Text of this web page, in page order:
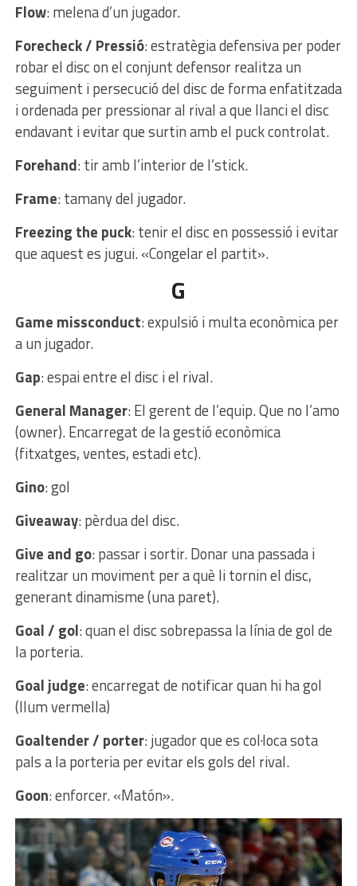
Flow: melena d’un jugador.
Forecheck / Pressió: estratègia defensiva per poder
robar el disc on el conjunt defensor realitza un
seguiment i persecució del disc de forma enfatitzada
i ordenada per pressionar al rival a que llanci el disc
endavant i evitar que surtin amb el puck controlat.
Forehand: tir amb l’interior de l’stick.
Frame: tamany del jugador.
Freezing the puck: tenir el disc en possessió i evitar
que aquest es jugui. «Congelar el partit».
G
Game missconduct: expulsió i multa econòmica per
a un jugador.
Gap: espai entre el disc i el rival.
General Manager: El gerent de l’equip. Que no l’amo
(owner). Encarregat de la gestió econòmica
(fitxatges, ventes, estadi etc).
Gino: gol
Giveaway: pèrdua del disc.
Give and go: passar i sortir. Donar una passada i
realitzar un moviment per a què li tornin el disc,
generant dinamisme (una paret).
Goal / gol: quan el disc sobrepassa la línia de gol de
la porteria.
Goal judge: encarregat de notificar quan hi ha gol
(llum vermella)
Goaltender / porter: jugador que es col·loca sota
pals a la porteria per evitar els gols del rival.
Goon: enforcer. «Matón».